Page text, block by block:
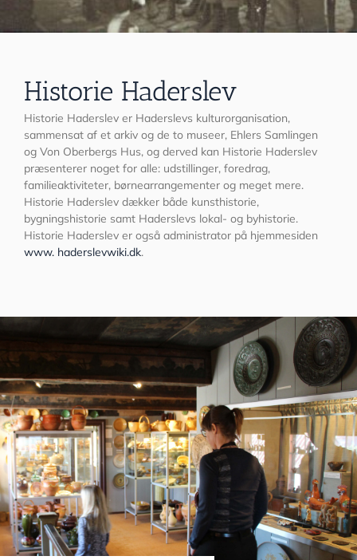
Historie Haderslev
Historie Haderslev er Haderslevs kulturorganisation,
sammensat af et arkiv og de to museer, Ehlers Samlingen
og Von Oberbergs Hus, og derved kan Historie Haderslev
præsenterer noget for alle: udstillinger, foredrag,
familieaktiviteter, børnearrangementer og meget mere.
Historie Haderslev dækker både kunsthistorie,
bygningshistorie samt Haderslevs lokal- og byhistorie.
Historie Haderslev er også administrator på hjemmesiden
www. haderslevwiki.dk.